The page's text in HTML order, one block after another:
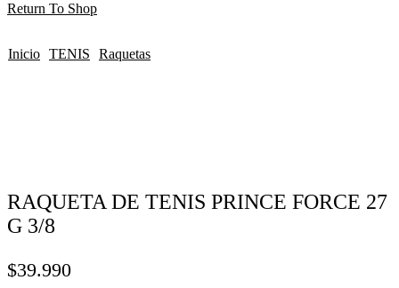
Return To Shop
Inicio TENIS Raquetas
RAQUETA DE TENIS PRINCE FORCE 27
G 3/8
$39.990